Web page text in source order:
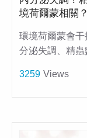
境荷爾蒙相關？
環境荷爾蒙會
分泌失調、精
3259 Views